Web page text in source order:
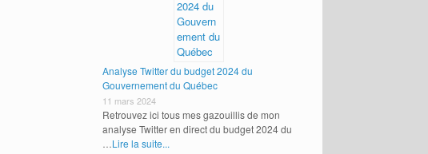
Analyse Twitter du budget 2024 du
Gouvernement du Québec
11 mars 2024
Retrouvez ici tous mes gazouillis de mon
analyse Twitter en direct du budget 2024 du
…Lire la suite...